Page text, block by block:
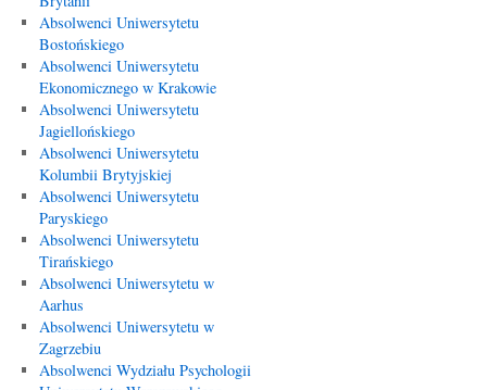
Absolwenci Uniwersytetu
Bostońskiego
Absolwenci Uniwersytetu
Ekonomicznego w Krakowie
Absolwenci Uniwersytetu
Jagiellońskiego
Absolwenci Uniwersytetu
Kolumbii Brytyjskiej
Absolwenci Uniwersytetu
Paryskiego
Absolwenci Uniwersytetu
Tirańskiego
Absolwenci Uniwersytetu w
Aarhus
Absolwenci Uniwersytetu w
Zagrzebiu
Absolwenci Wydziału Psychologii